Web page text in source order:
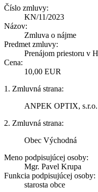
Číslo zmluvy:
KN/11/2023
Názov:
Zmluva o nájme
Predmet zmluvy:
Prenájom priestoru v
Cena:
10,00 EUR
1. Zmluvná strana:
ANPEK OPTIX, s.r.o.
2. Zmluvná strana:
Obec Východná
Meno podpisujúcej osoby:
Mgr. Pavel Krupa
Funkcia podpisujúcej osoby:
starosta obce